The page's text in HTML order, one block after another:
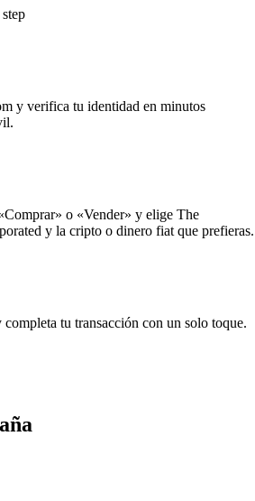
y verifica tu identidad en minutos
o «Vender» y elige The
y la cripto o dinero fiat que prefieras.
tu transacción con un solo toque.